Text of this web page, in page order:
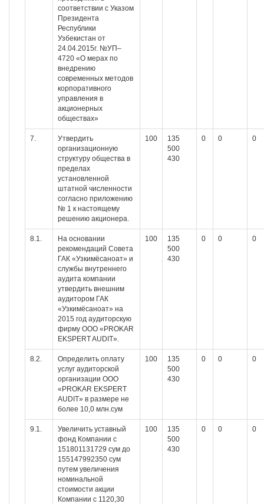
соответствии с Указом
Президента
Республики
Узбекистан от
24.04.2015г. №УП–
4720 «О мерах по
внедрению
современных методов
корпоративного
управления в
акционерных
обществах»
7.
Утвердить
организационную
структуру общества в
пределах
установленной
штатной численности
согласно приложению
№ 1 к настоящему
решению акционера.
100
135
500
430
0 0 0
8.1.
На основании
рекомендаций Совета
ГАК «Узкимёсаноат» и
службы внутреннего
аудита компании
утвердить внешним
аудитором ГАК
«Узкимёсаноат» на
2015 год аудиторскую
фирму ООО «PROKAR
EKSPERT AUDIT».
100
135
500
430
0 0 0
8.2.
Определить оплату
услуг аудиторской
организации ООО
«PROKAR EKSPERT
AUDIT» в размере не
более 10,0 млн.сум
100
135
500
430
0 0 0
9.1.
Увеличить уставный
фонд Компании с
151801131729 сум до
155147992350 сум
путем увеличения
номинальной
стоимости акции
Компании с 1120,30
100
135
500
430
0 0 0